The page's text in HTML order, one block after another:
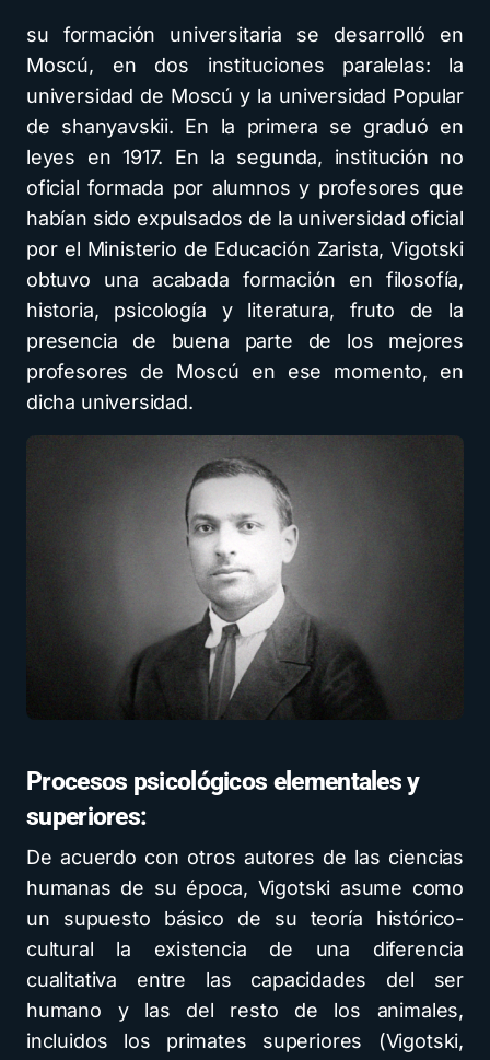
su formación universitaria se desarrolló en
Moscú, en dos instituciones paralelas: la
universidad de Moscú y la universidad Popular
de shanyavskii. En la primera se graduó en
leyes en 1917. En la segunda, institución no
oficial formada por alumnos y profesores que
habían sido expulsados de la universidad oficial
por el Ministerio de Educación Zarista, Vigotski
obtuvo una acabada formación en filosofía,
historia, psicología y literatura, fruto de la
presencia de buena parte de los mejores
profesores de Moscú en ese momento, en
dicha universidad.
Procesos psicológicos elementales y
superiores:
De acuerdo con otros autores de las ciencias
humanas de su época, Vigotski asume como
un supuesto básico de su teoría histórico-
cultural la existencia de una diferencia
cualitativa entre las capacidades del ser
humano y las del resto de los animales,
incluidos los primates superiores (Vigotski,